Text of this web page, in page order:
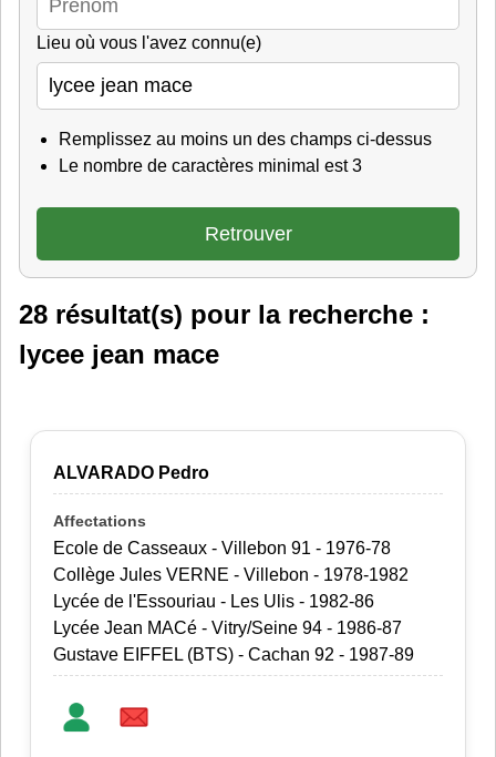
Lieu où vous l'avez connu(e)
Remplissez au moins un des champs ci-dessus
Le nombre de caractères minimal est 3
28 résultat(s) pour la recherche :
lycee jean mace
ALVARADO Pedro
Ecole de Casseaux - Villebon 91 - 1976-78
Collège Jules VERNE - Villebon - 1978-1982
Lycée de l'Essouriau - Les Ulis - 1982-86
Lycée Jean MACé - Vitry/Seine 94 - 1986-87
Gustave EIFFEL (BTS) - Cachan 92 - 1987-89